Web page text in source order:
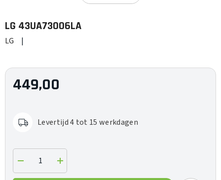
LG 43UA73006LA
LG |
449,00
Levertijd 4 tot 15 werkdagen
Verlaag
de
Verhoog
de